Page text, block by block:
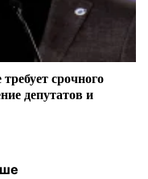
срочного
депутатов и